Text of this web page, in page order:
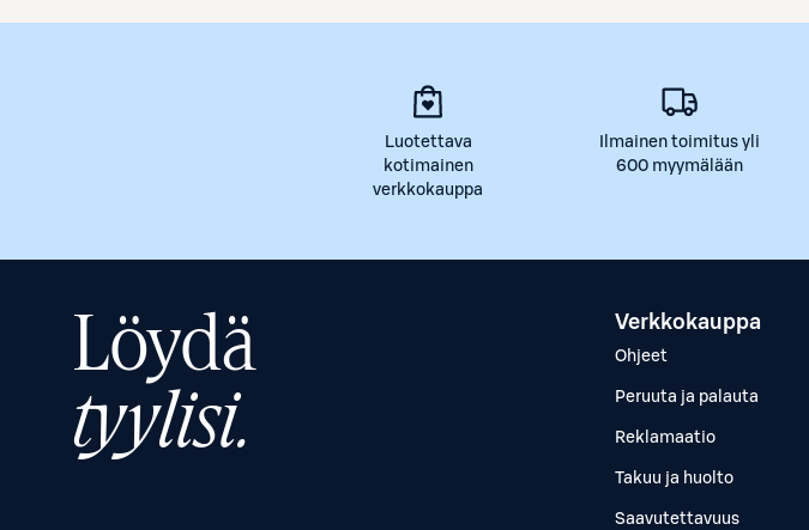
Luotettava
kotimainen
verkkokauppa
Ilmainen toimitus yli
600 myymälään
Löydä
tyylisi.
Verkkokauppa
Ohjeet
Peruuta ja palauta
Reklamaatio
Takuu ja huolto
Saavutettavuus